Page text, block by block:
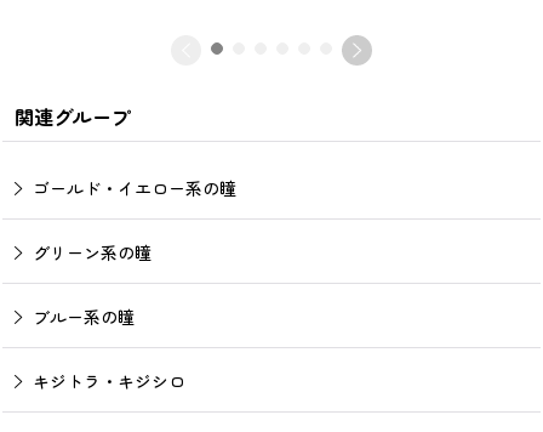
関連グループ
ゴールド・イエロー系の瞳
グリーン系の瞳
ブルー系の瞳
キジトラ・キジシロ